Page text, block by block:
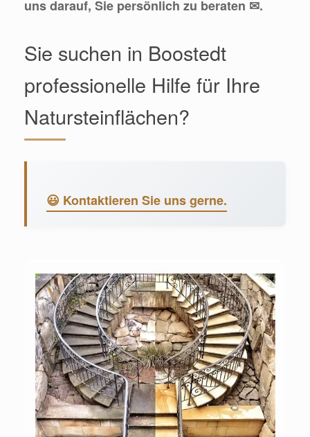
uns darauf, Sie persönlich zu beraten ✉.
Sie suchen in Boostedt
professionelle Hilfe für Ihre
Natursteinflächen?
😃 Kontaktieren Sie uns gerne.